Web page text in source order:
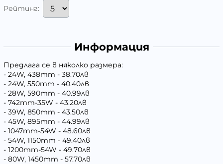
Рейтинг:
Информация
Предлага се в няколко размера:
- 24W, 438mm - 38.70лв
- 24W, 550mm - 40.40лв
- 28W, 590mm - 40.99лв
- 742mm-35W - 43.20лв
- 39W, 850mm - 43.50лв
- 45W, 895mm - 44.99лв
- 1047mm-54W - 48.60лв
- 54W, 1150mm - 49.40лв
- 1200mm-54W - 49.70лв
- 80W, 1450mm - 57.70лв